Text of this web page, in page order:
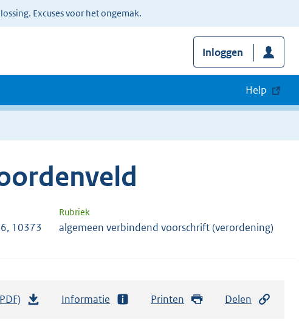
Excuses voor het ongemak.
Inloggen
Help
Rubriek
10373 algemeen verbindend voorschrift (verordening)
Informatie Printen Delen